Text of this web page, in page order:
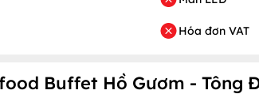
Hóa đơn VAT
Buffet Hồ Gươm - Tông